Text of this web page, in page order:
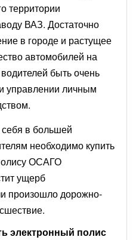
территории
ВАЗ. Достаточно
в городе и растущее
автомобилей на
быть очень
управлении личным
в большей
необходимо купить
ОСАГО
ущерб
произошло дорожно-
электронный полис